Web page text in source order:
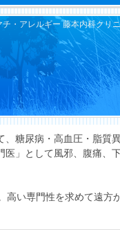
・アレルギー 藤本内科クリニ
糖尿病・高血圧・脂質
医」として風邪、腹痛、
高い専門性を求めて遠方